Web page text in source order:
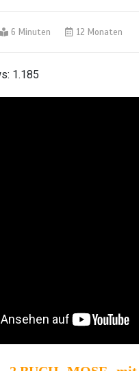
6 Minuten 12 Monaten
1.185